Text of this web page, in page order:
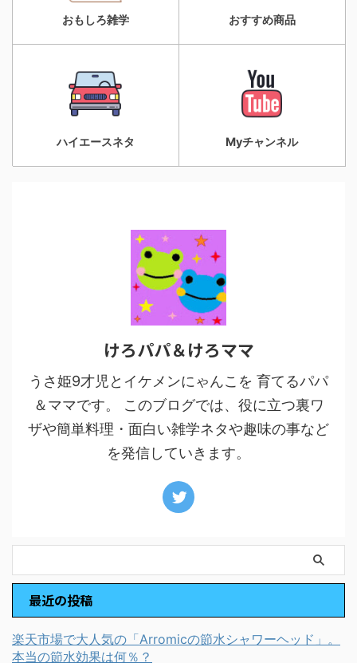
おもしろ雑学 おすすめ商品
ハイエースネタ Myチャンネル
けろパパ＆けろママ
うさ姫9才児とイケメンにゃんこを 育てるパパ
＆ママです。 このブログでは、役に立つ裏ワ
ザや簡単料理・面白い雑学ネタや趣味の事など
を発信していきます。
最近の投稿
楽天市場で大人気の「Arromicの節水シャワーヘッド」。
本当の節水効果は何％？